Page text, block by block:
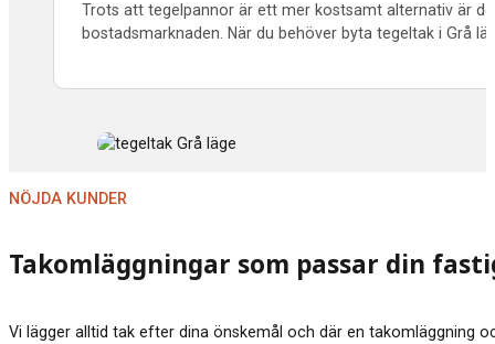
Trots att tegelpannor är ett mer kostsamt alternativ är
bostadsmarknaden. När du behöver byta tegeltak i Grå
Takomläggningar som passar din
Vi lägger alltid tak efter dina önskemål och där en takomläggning
NÖJDA KUNDER